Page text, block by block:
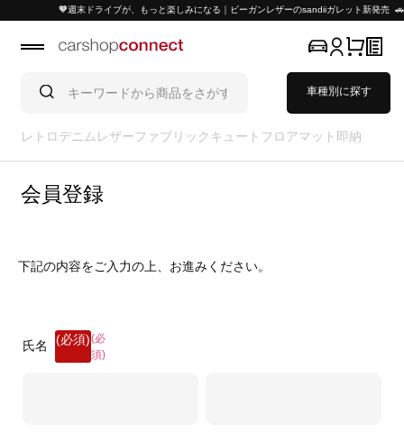
🧡週末ドライブが、もっと楽しみになる｜ビーガンレザーのsandiiガレット新発売 🚗
車種別に探す
レトロ デニム レザーファブリック キュート フロアマット 即納
会員登録
下記の内容をご入力の上、お進みください。
氏名
(必
須)